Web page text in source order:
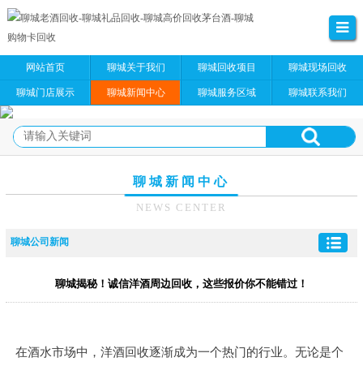
网站首页 聊城关于我们 聊城回收项目 聊城现场回收
聊城门店展示 聊城新闻中心 聊城服务区域 聊城联系我们
聊城新闻中心
NEWS CENTER
聊城公司新闻
聊城揭秘！诚信洋酒周边回收，这些报价你不能错过！
在酒水市场中，洋酒回收逐渐成为一个热门的行业。无论是个